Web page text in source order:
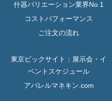
什器バリエーション業界No.1
コストパフォーマンス
ご注文の流れ
東京ビックサイト：展示会・イ
ベントスケジュール
アパレルマネキン.com